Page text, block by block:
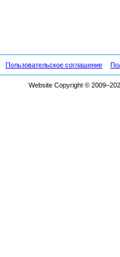
Пользовательское соглашение
Website Copyright ©